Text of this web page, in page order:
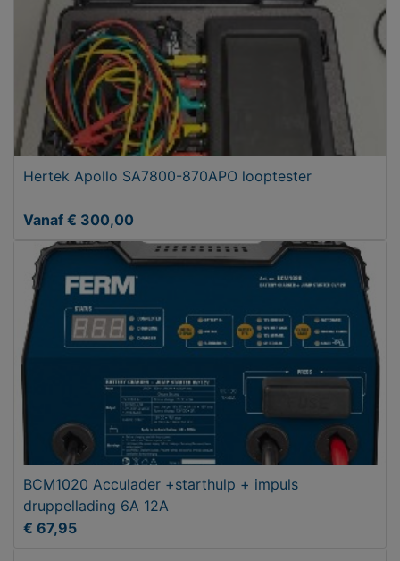
Hertek Apollo SA7800-870APO looptester
Vanaf € 300,00
BCM1020 Acculader +starthulp + impuls
druppellading 6A 12A
€ 67,95